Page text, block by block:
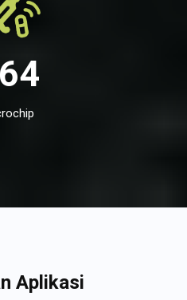
Aplikasi